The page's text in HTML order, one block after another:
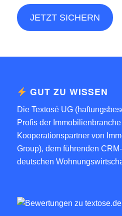
JETZT SICHERN
GUT ZU WISSEN
Die Textosé UG
Profis der
Kooperationspartner von
Group), dem führenden
deutschen